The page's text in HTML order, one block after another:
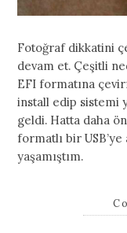
Fotoğraf dikkatini
devam et. Çeşitli
EFI formatına
install edip sistemi
geldi. Hatta daha
formatlı bir
yaşamıştım.